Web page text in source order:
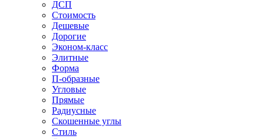
ДСП
Стоимость
Дешевые
Дорогие
Эконом-класс
Элитные
Форма
П-образные
Угловые
Прямые
Радиусные
Скошенные углы
Стиль